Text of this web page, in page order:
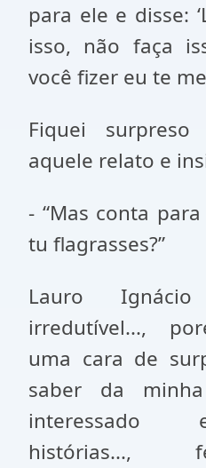
para ele e disse:
isso, não faça
você fizer eu te
Fiquei
aquele relato e
- “Mas conta
tu flagrasses?”
Lauro
irredutível...,
uma cara de
saber da
interessado
histórias...,